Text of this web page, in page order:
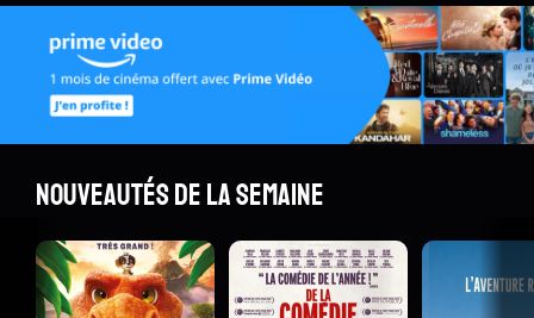
Nouveautés de la semaine